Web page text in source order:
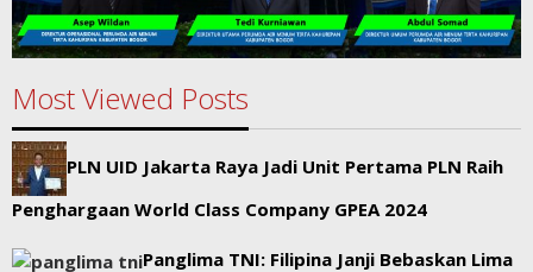
Most Viewed Posts
PLN UID Jakarta Raya Jadi Unit Pertama PLN Raih
Penghargaan World Class Company GPEA 2024
Panglima TNI: Filipina Janji Bebaskan Lima